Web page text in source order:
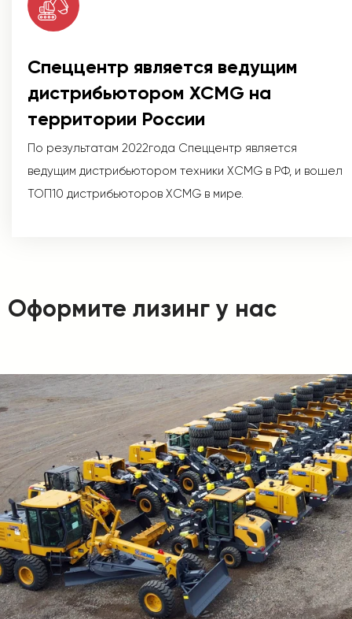
Спеццентр является ведущим
дистрибьютором XCMG на
территории России
По результатам 2022года Спеццентр является
ведущим дистрибьютором техники XCMG в РФ, и вошел
ТОП10 дистрибьюторов XCMG в мире.
Оформите лизинг у нас